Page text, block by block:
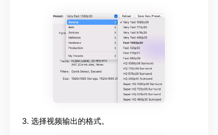
选择视频输出的格式。